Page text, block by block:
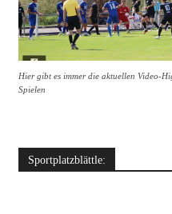
Hier gibt es immer die aktuellen Video-
Spielen
Sportplatzblättle: